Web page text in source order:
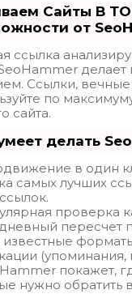
Сайты В
от
ссылка
Ссылки,
по
сайта.
делать
в один
самых лучших
проверка
пересчет
(упоминания,
покажет,
нужно обратить